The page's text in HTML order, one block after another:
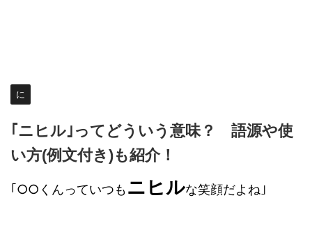
に
｢ニヒル｣ってどういう意味？ 語源や使
い方(例文付き)も紹介！
｢○○くんっていつもニヒルな笑顔だよね｣